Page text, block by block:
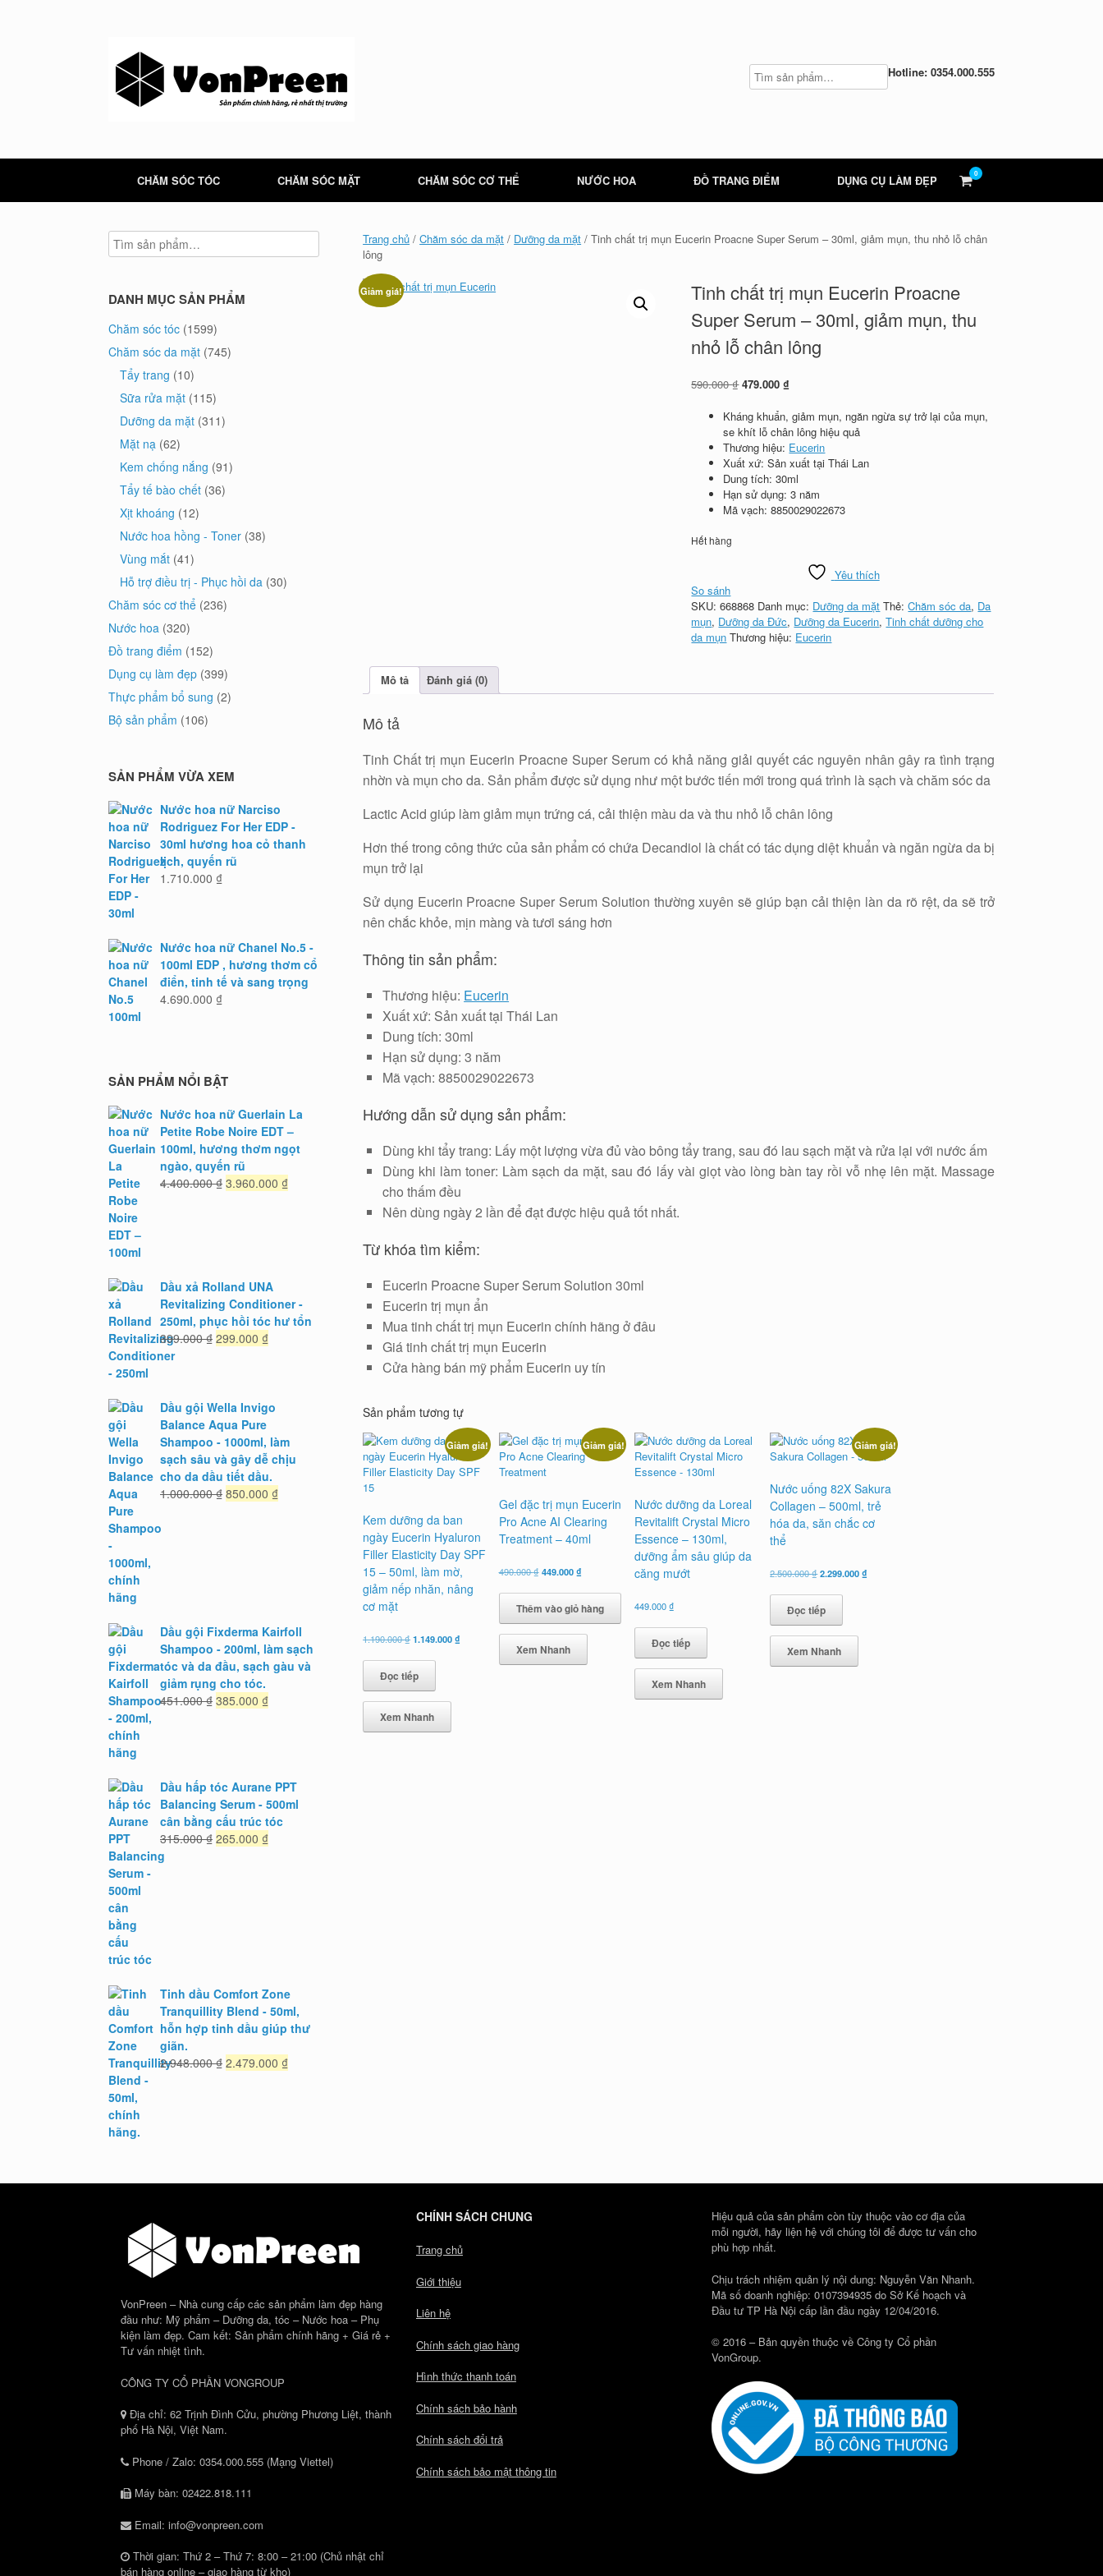
Hotline: 0354.000.555
CHĂM SÓC TÓC CHĂM SÓC MẶT CHĂM SÓC CƠ THỂ NƯỚC HOA ĐỒ TRANG ĐIỂM DỤNG CỤ LÀM ĐẸP View
shopping
cart
0
Trang chủ /Chăm sóc da mặt / Dưỡng da mặt / Tinh chất trị mụn Eucerin Proacne Super Serum – 30ml, giảm mụn, thu nhỏ lỗ chân
lông
Giảm giá!
Tinh chất trị mụn Eucerin Proacne
Super Serum – 30ml, giảm mụn, thu
nhỏ lỗ chân lông
590.000₫Giá
là:
590.000 ₫.
479.000₫
tại
là:
479.000 ₫.
Kháng khuẩn, giảm mụn, ngăn ngừa sự trở lại của mụn,
se khít lỗ chân lông hiệu quả
Thương hiệu: Eucerin
Xuất xứ: Sản xuất tại Thái Lan
Dung tích: 30ml
Hạn sử dụng: 3 năm
Mã vạch: 8850029022673
Hết hàng
Yêu thích
So sánh
SKU:668868 Danh mục: Dưỡng da mặt Thẻ:Chăm sóc da, Da
mụn, Dưỡng da Đức, Dưỡng da Eucerin,Tinh chất dưỡng cho
da mụn Thương hiệu: Eucerin
Mô tả Đánh giá (0)
Mô tả
Tinh Chất trị mụn Eucerin Proacne Super Serum có khả năng giải quyết các nguyên nhân gây ra tình trạng
nhờn và mụn cho da. Sản phẩm được sử dụng như một bước tiến mới trong quá trình là sạch và chăm sóc da
Lactic Acid giúp làm giảm mụn trứng cá, cải thiện màu da và thu nhỏ lỗ chân lông
Hơn thế trong công thức của sản phẩm có chứa Decandiol là chất có tác dụng diệt khuẩn và ngăn ngừa da bị
mụn trở lại
Sử dụng Eucerin Proacne Super Serum Solution thường xuyên sẽ giúp bạn cải thiện làn da rõ rệt, da sẽ trở
nên chắc khỏe, mịn màng và tươi sáng hơn
Thông tin sản phẩm:
Thương hiệu: Eucerin
Xuất xứ: Sản xuất tại Thái Lan
Dung tích: 30ml
Hạn sử dụng: 3 năm
Mã vạch: 8850029022673
Hướng dẫn sử dụng sản phẩm:
Dùng khi tẩy trang: Lấy một lượng vừa đủ vào bông tẩy trang, sau đó lau sạch mặt và rửa lại với nước ấm
Dùng khi làm toner: Làm sạch da mặt, sau đó lấy vài giọt vào lòng bàn tay rồi vỗ nhẹ lên mặt. Massage
cho thấm đều
Nên dùng ngày 2 lần để đạt được hiệu quả tốt nhất.
Từ khóa tìm kiểm:
Eucerin Proacne Super Serum Solution 30ml
Eucerin trị mụn ẩn
Mua tinh chất trị mụn Eucerin chính hãng ở đâu
Giá tinh chất trị mụn Eucerin
Cửa hàng bán mỹ phẩm Eucerin uy tín
Sản phẩm tương tự
Giảm giá!
Kem dưỡng da ban
ngày Eucerin Hyaluron
Filler Elasticity Day SPF
15 – 50ml, làm mờ,
giảm nếp nhăn, nâng
cơ mặt
1.190.000₫Giá
là:
1.190.000 ₫.
1.149.000₫
Đọc tiếp
Xem Nhanh
Giảm giá!
Gel đặc trị mụn Eucerin
Pro Acne AI Clearing
Treatment – 40ml
490.000₫ Giá
là:
490.000 ₫.
449.000₫Giá
tại
là:
449.000 ₫.
Thêm vào giỏ hàng
Xem Nhanh
Nước dưỡng da Loreal
Revitalift Crystal Micro
Essence – 130ml,
dưỡng ẩm sâu giúp da
căng mướt
449.000₫
Đọc tiếp
Xem Nhanh
Giảm giá!
Nước uống 82X Sakura
Collagen – 500ml, trẻ
hóa da, săn chắc cơ
thể
2.500.000₫Giá
là:
2.500.000 ₫.
2.299.000₫
Đọc tiếp
Xem Nhanh
DANH MỤC SẢN PHẨM
Chăm sóc tóc (1599)
Chăm sóc da mặt (745)
Tẩy trang (10)
Sữa rửa mặt (115)
Dưỡng da mặt (311)
Mặt nạ (62)
Kem chống nắng (91)
Tẩy tế bào chết (36)
Xịt khoáng (12)
Nước hoa hồng - Toner (38)
Vùng mắt (41)
Hỗ trợ điều trị - Phục hồi da (30)
Chăm sóc cơ thể (236)
Nước hoa (320)
Đồ trang điểm (152)
Dụng cụ làm đẹp (399)
Thực phẩm bổ sung (2)
Bộ sản phẩm (106)
SẢN PHẨM VỪA XEM
Nước hoa nữ Narciso
Rodriguez For Her EDP -
30ml hương hoa cỏ thanh
lịch, quyến rũ
1.710.000 ₫
Nước hoa nữ Chanel No.5 -
100ml EDP , hương thơm cổ
điển, tinh tế và sang trọng
4.690.000 ₫
SẢN PHẨM NỔI BẬT
Nước hoa nữ Guerlain La
Petite Robe Noire EDT –
100ml, hương thơm ngọt
ngào, quyến rũ
4.400.000₫ Giá
3.960.000 ₫Giá
Dầu xả Rolland UNA
Revitalizing Conditioner -
250ml, phục hồi tóc hư tổn
399.000₫ Giá
299.000 ₫Giá
299.000 ₫.
Dầu gội Wella Invigo
Balance Aqua Pure
Shampoo - 1000ml, làm
sạch sâu và gây dễ chịu
cho da dầu tiết dầu.
1.000.000₫ Giá
850.000 ₫Giá
Dầu gội Fixderma Kairfoll
Shampoo - 200ml, làm sạch
tóc và da đầu, sạch gàu và
giảm rụng cho tóc.
451.000₫ Giá
385.000 ₫Giá
Dầu hấp tóc Aurane PPT
Balancing Serum - 500ml
cân bằng cấu trúc tóc
315.000₫ Giá
265.000 ₫Giá
Tinh dầu Comfort Zone
Tranquillity Blend - 50ml,
hỗn hợp tinh dầu giúp thư
giãn.
2.948.000₫ Giá
2.479.000 ₫Giá
VonPreen – Nhà cung cấp các sản phẩm làm đẹp hàng
đầu như: Mỹ phẩm – Dưỡng da, tóc – Nước hoa – Phụ
kiện làm đẹp. Cam kết: Sản phẩm chính hãng + Giá rẻ +
Tư vấn nhiệt tình.
CÔNG TY CỔ PHẦN VONGROUP
Địa chỉ: 62 Trịnh Đình Cửu, phường Phương Liệt, thành
phố Hà Nội, Việt Nam.
Phone / Zalo: 0354.000.555 (Mạng Viettel)
Máy bàn: 02422.818.111
Email: info@vonpreen.com
Thời gian: Thứ 2 – Thứ 7: 8:00 – 21:00 (Chủ nhật chỉ
bán hàng online – giao hàng từ kho)
CHÍNH SÁCH CHUNG
Trang chủ
Giới thiệu
Liên hệ
Chính sách giao hàng
Hình thức thanh toán
Chính sách bảo hành
Chính sách đổi trả
Chính sách bảo mật thông tin
Hiệu quả của sản phẩm còn tùy thuộc vào cơ địa của
mỗi người, hãy liện hệ với chúng tôi để được tư vấn cho
phù hợp nhất.
Chịu trách nhiệm quản lý nội dung: Nguyễn Văn Nhanh.
Mã số doanh nghiệp: 0107394935 do Sở Kế hoạch và
Đầu tư TP Hà Nội cấp lần đầu ngày 12/04/2016.
© 2016 – Bản quyền thuộc về Công ty Cổ phần
VonGroup.